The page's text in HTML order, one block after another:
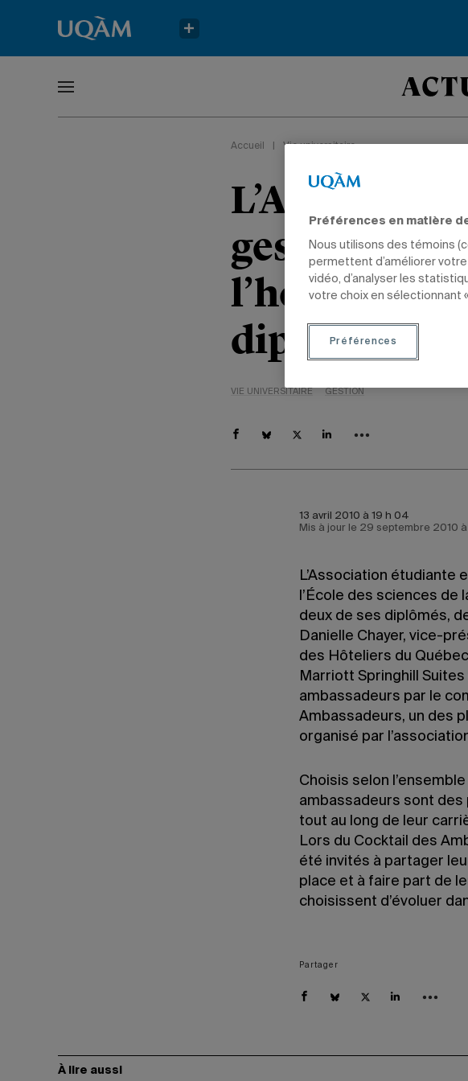
Accueil Vie universitaire
gestion du
l’hôtellerie
diplômés au
VIE UNIVERSITAIRE GESTION
13 avril 2010 à 19 h 04
Mis à jour le 29 septembre 2010
L’Association étudiante
l’École des sciences de
deux de ses diplômés,
Danielle Chayer, vice-
des Hôteliers du
Marriott Springhill
ambassadeurs par le
Ambassadeurs, un des
organisé par
Choisis selon
ambassadeurs sont des
tout au long de leur
Lors du Cocktail des
été invités à partager
place et à faire part de
choisissent d’évoluer
Partager
À lire aussi
Préférences en matière
Nous utilisons des témoins
permettent d’améliorer
vidéo, d’analyser les
votre choix en sélectionnant
Préférences